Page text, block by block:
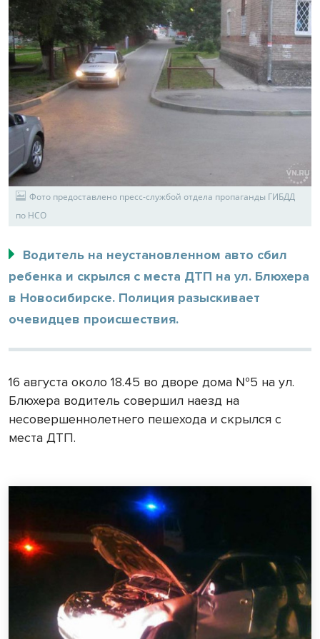
Фото предоставлено пресс-службой отдела пропаганды ГИБДД
по НСО
Водитель на неустановленном авто сбил
ребенка и скрылся с места ДТП на ул. Блюхера
в Новосибирске. Полиция разыскивает
очевидцев происшествия.
16 августа около 18.45 во дворе дома №5 на ул.
Блюхера водитель совершил наезд на
несовершеннолетнего пешехода и скрылся с
места ДТП.